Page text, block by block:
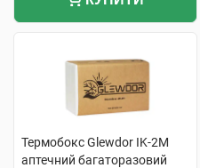
Термобокс Glewdor IK-2M
аптечний багаторазовий